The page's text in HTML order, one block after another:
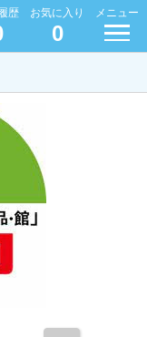
歴 お気に入り
0
メニュー